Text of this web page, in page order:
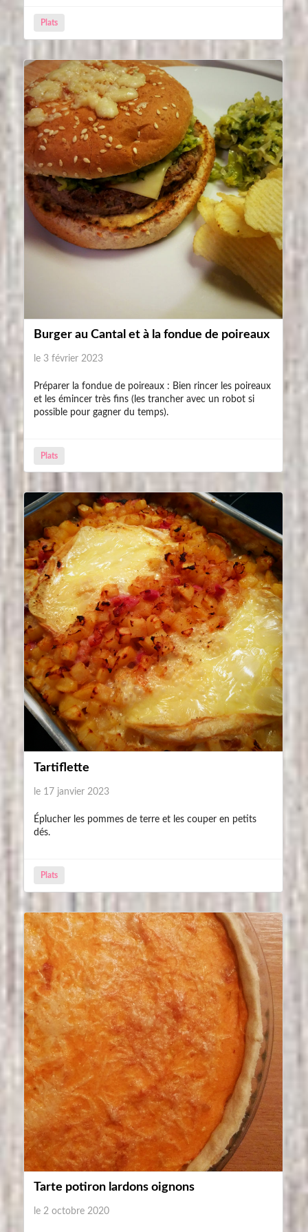
Plats
Burger au Cantal et à la fondue de poireaux
le 3 février 2023
Préparer la fondue de poireaux : Bien rincer les poireaux
et les émincer très fins (les trancher avec un robot si
possible pour gagner du temps).
Plats
Tartiflette
le 17 janvier 2023
Éplucher les pommes de terre et les couper en petits
dés.
Plats
Tarte potiron lardons oignons
le 2 octobre 2020